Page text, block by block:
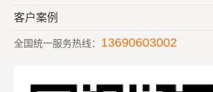
客户案例
全国统一服务热线： 13690603002